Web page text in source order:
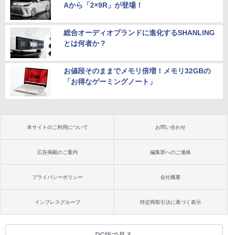
Aから「2×9R」が登場！
総合オーディオブランドに進化するSHANLING
とは何者か？
お値段そのままでメモリ倍増！メモリ32GBの
「お得なゲーミングノート」
本サイトのご利用について お問い合わせ
広告掲載のご案内 編集部へのご連絡
プライバシーポリシー 会社概要
インプレスグループ 特定商取引法に基づく表示